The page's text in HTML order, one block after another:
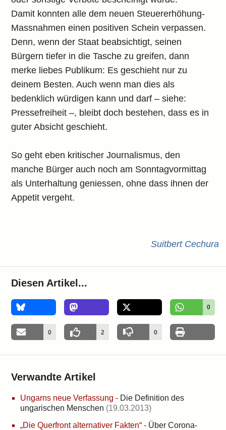
Damit konnten alle dem neuen Steuererhöhung-
Massnahmen einen positiven Schein verpassen.
Denn, wenn der Staat beabsichtigt, seinen
Bürgern tiefer in die Tasche zu greifen, dann
merke liebes Publikum: Es geschieht nur zu
deinem Besten. Auch wenn man dies als
bedenklich würdigen kann und darf – siehe:
Pressefreiheit –, bleibt doch bestehen, dass es in
guter Absicht geschieht.
So geht eben kritischer Journalismus, den
manche Bürger auch noch am Sonntagvormittag
als Unterhaltung geniessen, ohne dass ihnen der
Appetit vergeht.
Suitbert Cechura
Diesen Artikel...
0
0 2 0
Verwandte Artikel
Ungarns neue Verfassung - Die Definition des
ungarischen Menschen (19.03.2013)
„Die Querfront alternativer Fakten“ - Über Corona-